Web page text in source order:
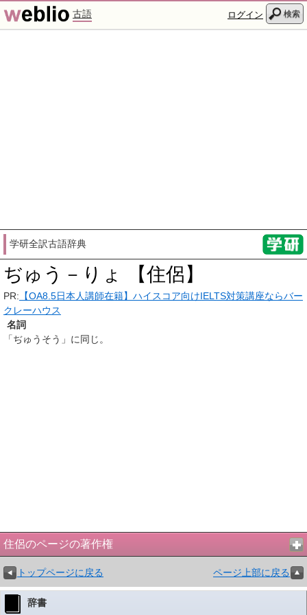
古語 ログイン 検索
学研全訳古語辞典
ぢゅう－りょ 【住侶】
PR: 【OA8.5日本人講師在籍】ハイスコア向けIELTS対策講座ならバー
クレーハウス
名詞
「ぢゅうそう」に同じ。
住侶のページの著作権
トップページに戻る ページ上部に戻る
辞書